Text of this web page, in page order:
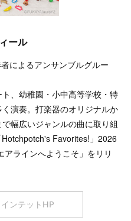
ール
によるアンサンブルグルー
、幼稚園・小中高等学校・特
演奏。打楽器のオリジナルか
幅広いジャンルの曲に取り組
Favorites!」2026
ラインへようこそ」をリリ
ンテットHP